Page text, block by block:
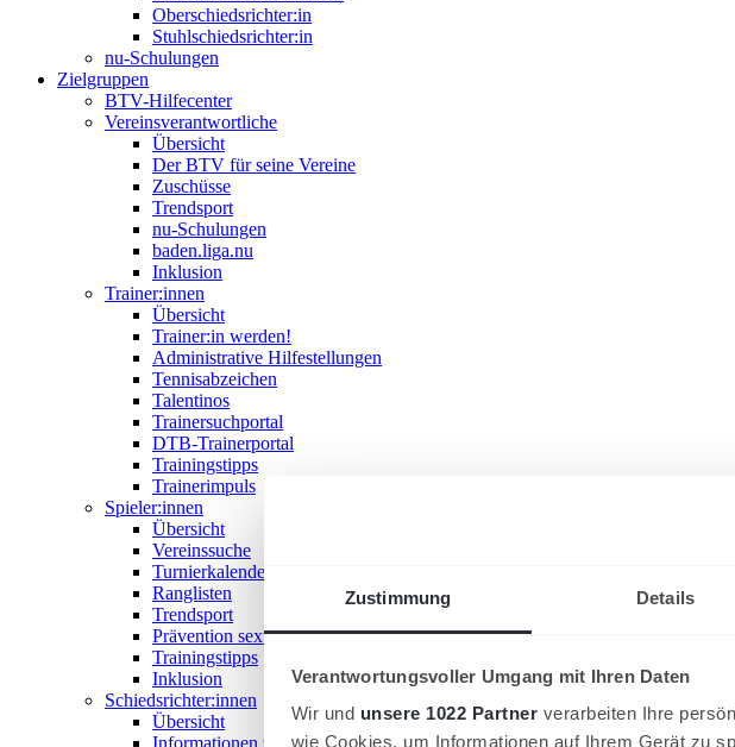
Zustimmung Details
Verantwortungsvoller Umgang mit Ihren Daten
Wir und unsere 1022 Partner verarbeiten Ihre
wie Cookies, um Informationen auf Ihrem Gerät zu
Oberschiedsrichter:in
Stuhlschiedsrichter:in
nu-Schulungen
Zielgruppen
BTV-Hilfecenter
Vereinsverantwortliche
Übersicht
Der BTV für seine Vereine
Zuschüsse
Trendsport
nu-Schulungen
baden.liga.nu
Inklusion
Trainer:innen
Übersicht
Trainer:in werden!
Administrative Hilfestellungen
Tennisabzeichen
Talentinos
Trainersuchportal
DTB-Trainerportal
Trainingstipps
Trainerimpuls
Spieler:innen
Übersicht
Vereinssuche
Turnierkalender
Ranglisten
Trendsport
Prävention sexualisierter Gewalt
Trainingstipps
Inklusion
Schiedsrichter:innen
Übersicht
Informationen zum Schiedsrichterwesen